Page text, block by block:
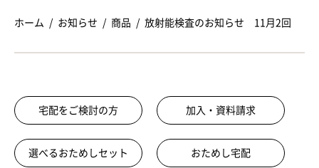
ホーム お知らせ 商品 放射能検査のお知らせ 11月2回
宅配をご検討の方 加入・資料請求
選べるおためしセット おためし宅配